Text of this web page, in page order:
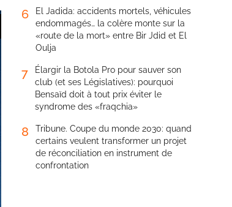
6
El Jadida: accidents mortels, véhicules
endommagés… la colère monte sur la
«route de la mort» entre Bir Jdid et El
Oulja
7
Élargir la Botola Pro pour sauver son
club (et ses Législatives): pourquoi
Bensaïd doit à tout prix éviter le
syndrome des «fraqchia»
8
Tribune. Coupe du monde 2030: quand
certains veulent transformer un projet
de réconciliation en instrument de
confrontation